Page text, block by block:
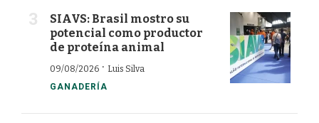
SIAVS: Brasil mostro su
potencial como productor
de proteína animal
09/08/2026 · Luis Silva
GANADERÍA